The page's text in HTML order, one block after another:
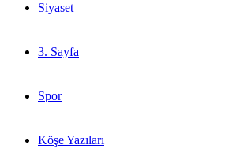
Siyaset
3. Sayfa
Spor
Köşe Yazıları